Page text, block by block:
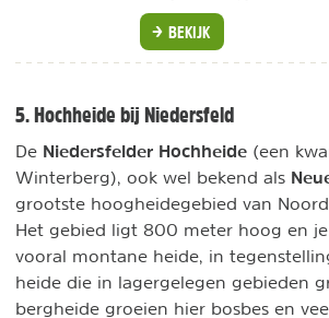
BEKIJK
5. Hochheide bij Niedersfeld
De Niedersfelder Hochheide (een
Winterberg), ook wel bekend als
grootste hoogheidegebied van
Het gebied ligt 800 meter hoog en
vooral montane heide, in
heide die in lagergelegen gebieden
bergheide groeien hier bosbes en